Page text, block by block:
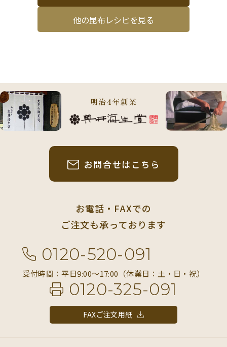
他の昆布レシピを見る
明治4年創業
お問合せはこちら
お電話・FAXでの
ご注文も承っております
0120-520-091
受付時間：平日9:00〜17:00（休業日：土・日・祝）
0120-325-091
FAXご注文用紙